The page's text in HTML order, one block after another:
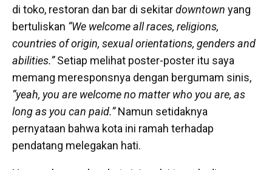
di toko, restoran dan bar di sekitardowntown yang
bertuliskan “We welcome all races, religions,
countries of origin, sexual orientations, genders and
abilities.”Setiap melihat poster-poster itu saya
memang meresponsnya dengan bergumam sinis,
“yeah, you are welcome no matter who you are, as
long as you can paid.”Namun setidaknya
pernyataan bahwa kota ini ramah terhadap
pendatang melegakan hati.